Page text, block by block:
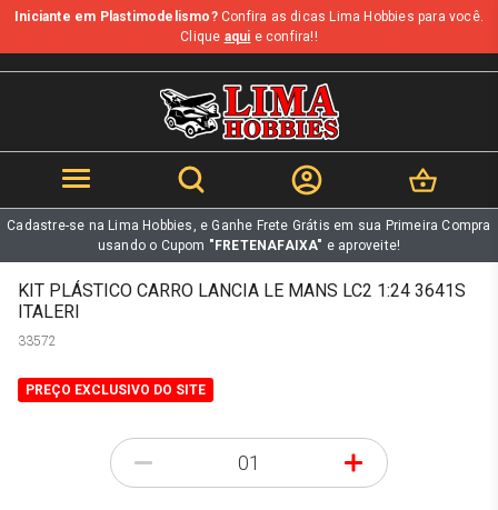
b
Iniciante em Plastimodelismo?Confira as dicas Lima Hobbies para você.
Clique aqui e confira!!
Cadastre-se na Lima Hobbies, e Ganhe Frete Grátis em sua Primeira Compra
usando o Cupom "FRETENAFAIXA" e aproveite!
KIT PLÁSTICO CARRO LANCIA LE MANS LC2 1:24 3641S
ITALERI
33572
PREÇO EXCLUSIVO DO SITE
- +